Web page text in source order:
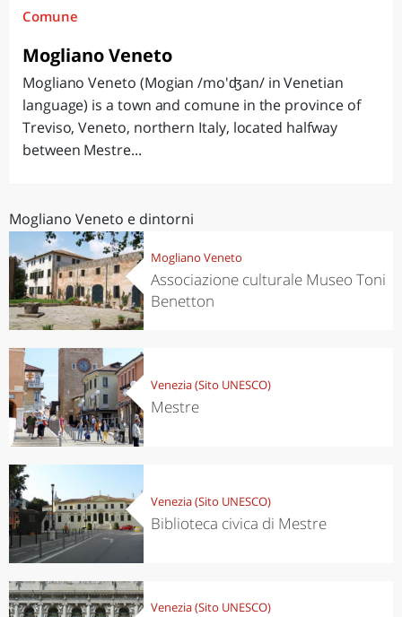
Comune
Mogliano Veneto
Mogliano Veneto (Mogian /mo'ʤan/ in Venetian
language) is a town and comune in the province of
Treviso, Veneto, northern Italy, located halfway
between Mestre...
Mogliano Veneto e dintorni
Mogliano Veneto
Associazione culturale Museo Toni
Benetton
Venezia (Sito UNESCO)
Mestre
Venezia (Sito UNESCO)
Biblioteca civica di Mestre
Venezia (Sito UNESCO)